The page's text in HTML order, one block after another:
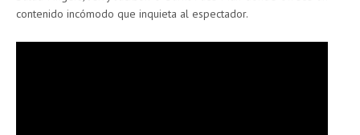
contenido incómodo que inquieta al espectador.